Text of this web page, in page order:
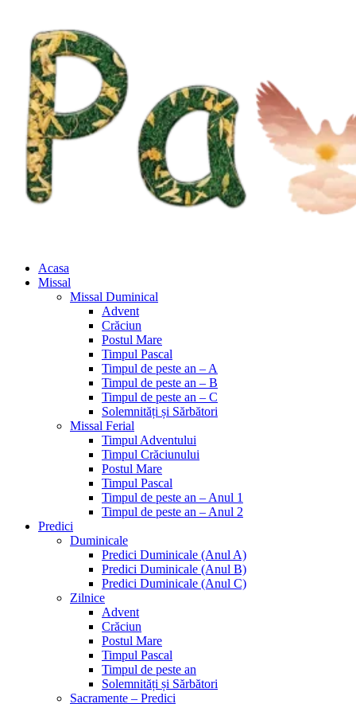
Acasa
Missal
Missal Duminical
Advent
Crăciun
Postul Mare
Timpul Pascal
Timpul de peste an – A
Timpul de peste an – B
Timpul de peste an – C
Solemnități și Sărbători
Missal Ferial
Timpul Adventului
Timpul Crăciunului
Postul Mare
Timpul Pascal
Timpul de peste an – Anul 1
Timpul de peste an – Anul 2
Predici
Duminicale
Predici Duminicale (Anul A)
Predici Duminicale (Anul B)
Predici Duminicale (Anul C)
Zilnice
Advent
Crăciun
Postul Mare
Timpul Pascal
Timpul de peste an
Solemnități și Sărbători
Sacramente – Predici